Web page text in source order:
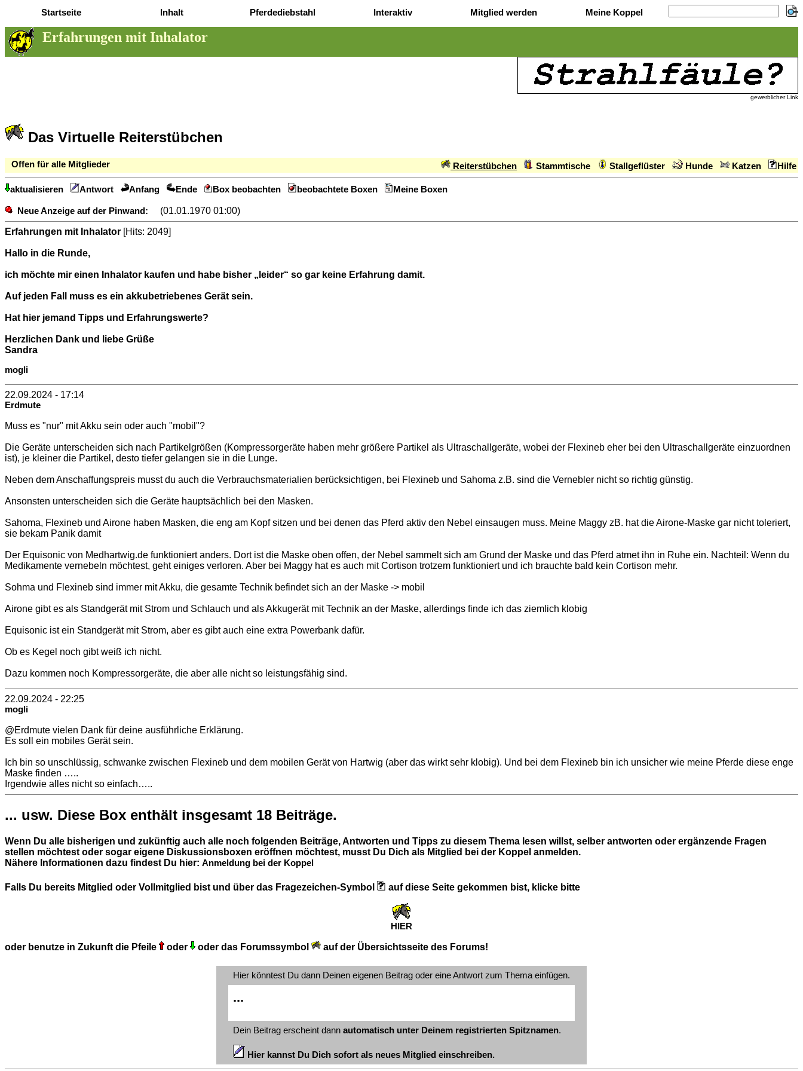
Startseite Inhalt Pferdediebstahl Interaktiv Mitglied werden Meine Koppel
Erfahrungen mit Inhalator
gewerblicher Link
Das Virtuelle Reiterstübchen
Offen für alle Mitglieder Reiterstübchen Stammtische Stallgeflüster Hunde Katzen Hilfe
aktualisieren Antwort Anfang Ende Box beobachten beobachtete Boxen Meine Boxen
Neue Anzeige auf der Pinwand: (01.01.1970 01:00)
Erfahrungen mit Inhalator [Hits: 2049]
Hallo in die Runde,
ich möchte mir einen Inhalator kaufen und habe bisher „leider“ so gar keine Erfahrung damit.
Auf jeden Fall muss es ein akkubetriebenes Gerät sein.
Hat hier jemand Tipps und Erfahrungswerte?
Herzlichen Dank und liebe Grüße
Sandra
mogli
22.09.2024 - 17:14
Erdmute
Muss es "nur" mit Akku sein oder auch "mobil"?
Die Geräte unterscheiden sich nach Partikelgrößen (Kompressorgeräte haben mehr größere Partikel als Ultraschallgeräte, wobei der Flexineb eher bei den Ultraschallgeräte einzuordnen
ist), je kleiner die Partikel, desto tiefer gelangen sie in die Lunge.
Neben dem Anschaffungspreis musst du auch die Verbrauchsmaterialien berücksichtigen, bei Flexineb und Sahoma z.B. sind die Vernebler nicht so richtig günstig.
Ansonsten unterscheiden sich die Geräte hauptsächlich bei den Masken.
Sahoma, Flexineb und Airone haben Masken, die eng am Kopf sitzen und bei denen das Pferd aktiv den Nebel einsaugen muss. Meine Maggy zB. hat die Airone-Maske gar nicht toleriert,
sie bekam Panik damit
Der Equisonic von Medhartwig.de funktioniert anders. Dort ist die Maske oben offen, der Nebel sammelt sich am Grund der Maske und das Pferd atmet ihn in Ruhe ein. Nachteil: Wenn du
Medikamente vernebeln möchtest, geht einiges verloren. Aber bei Maggy hat es auch mit Cortison trotzem funktioniert und ich brauchte bald kein Cortison mehr.
Sohma und Flexineb sind immer mit Akku, die gesamte Technik befindet sich an der Maske -> mobil
Airone gibt es als Standgerät mit Strom und Schlauch und als Akkugerät mit Technik an der Maske, allerdings finde ich das ziemlich klobig
Equisonic ist ein Standgerät mit Strom, aber es gibt auch eine extra Powerbank dafür.
Ob es Kegel noch gibt weiß ich nicht.
Dazu kommen noch Kompressorgeräte, die aber alle nicht so leistungsfähig sind.
22.09.2024 - 22:25
mogli
@Erdmute vielen Dank für deine ausführliche Erklärung.
Es soll ein mobiles Gerät sein.
Ich bin so unschlüssig, schwanke zwischen Flexineb und dem mobilen Gerät von Hartwig (aber das wirkt sehr klobig). Und bei dem Flexineb bin ich unsicher wie meine Pferde diese enge
Maske finden …..
Irgendwie alles nicht so einfach…..
... usw. Diese Box enthält insgesamt 18 Beiträge.
Wenn Du alle bisherigen und zukünftig auch alle noch folgenden Beiträge, Antworten und Tipps zu diesem Thema lesen willst, selber antworten oder ergänzende Fragen
stellen möchtest oder sogar eigene Diskussionsboxen eröffnen möchtest, musst Du Dich als Mitglied bei der Koppel anmelden.
Nähere Informationen dazu findest Du hier: Anmeldung bei der Koppel
Falls Du bereits Mitglied oder Vollmitglied bist und über das Fragezeichen-Symbol auf diese Seite gekommen bist, klicke bitte
HIER
oder benutze in Zukunft die Pfeile oder oder das Forumssymbol auf der Übersichtsseite des Forums!
Hier könntest Du dann Deinen eigenen Beitrag oder eine Antwort zum Thema einfügen.
...
Dein Beitrag erscheint dann automatisch unter Deinem registrierten Spitznamen.
Hier kannst Du Dich sofort als neues Mitglied einschreiben.